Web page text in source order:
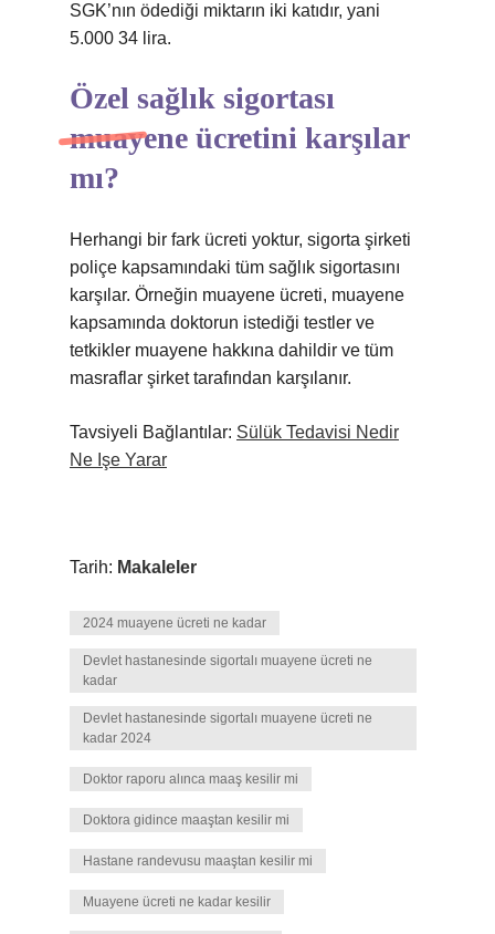
SGK’nın ödediği miktarın iki katıdır, yani
5.000 34 lira.
Özel sağlık sigortası
muayene ücretini karşılar
mı?
Herhangi bir fark ücreti yoktur, sigorta şirketi
poliçe kapsamındaki tüm sağlık sigortasını
karşılar. Örneğin muayene ücreti, muayene
kapsamında doktorun istediği testler ve
tetkikler muayene hakkına dahildir ve tüm
masraflar şirket tarafından karşılanır.
Tavsiyeli Bağlantılar: Sülük Tedavisi Nedir
Ne Işe Yarar
Tarih: Makaleler
2024 muayene ücreti ne kadar
Devlet hastanesinde sigortalı muayene ücreti ne
kadar
Devlet hastanesinde sigortalı muayene ücreti ne
kadar 2024
Doktor raporu alınca maaş kesilir mi
Doktora gidince maaştan kesilir mi
Hastane randevusu maaştan kesilir mi
Muayene ücreti ne kadar kesilir